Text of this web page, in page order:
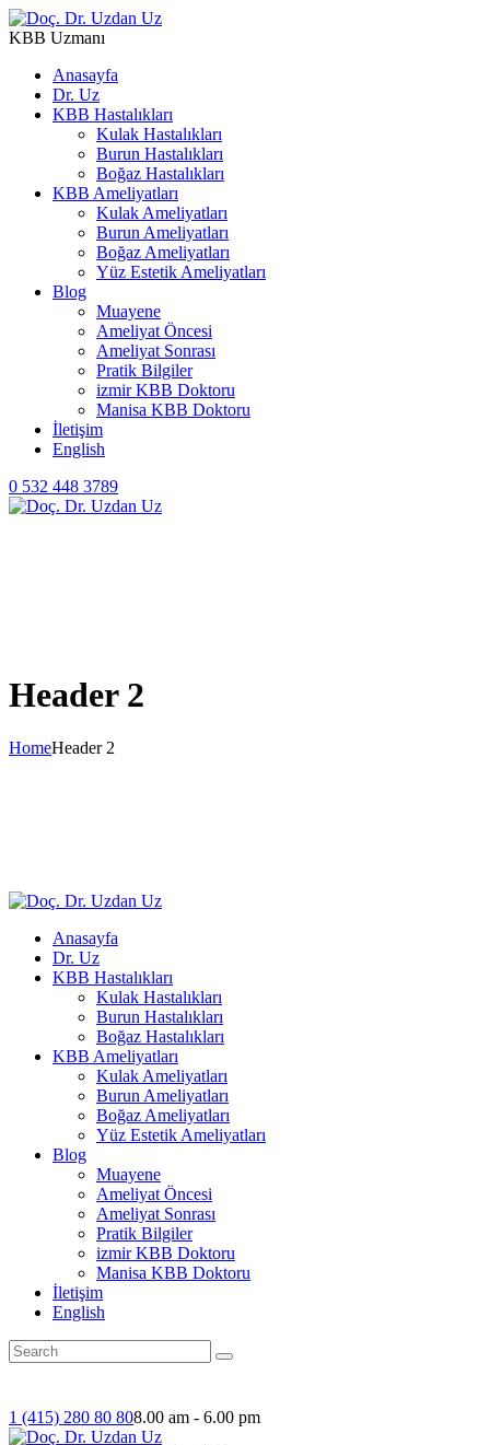
KBB Uzmanı
Anasayfa
Dr. Uz
KBB Hastalıkları
Kulak Hastalıkları
Burun Hastalıkları
Boğaz Hastalıkları
KBB Ameliyatları
Kulak Ameliyatları
Burun Ameliyatları
Boğaz Ameliyatları
Yüz Estetik Ameliyatları
Blog
Muayene
Ameliyat Öncesi
Ameliyat Sonrası
Pratik Bilgiler
izmir KBB Doktoru
Manisa KBB Doktoru
İletişim
English
0 532 448 3789
Header 2
HomeHeader 2
Anasayfa
Dr. Uz
KBB Hastalıkları
Kulak Hastalıkları
Burun Hastalıkları
Boğaz Hastalıkları
KBB Ameliyatları
Kulak Ameliyatları
Burun Ameliyatları
Boğaz Ameliyatları
Yüz Estetik Ameliyatları
Blog
Muayene
Ameliyat Öncesi
Ameliyat Sonrası
Pratik Bilgiler
izmir KBB Doktoru
Manisa KBB Doktoru
İletişim
English
1 (415) 280 80 808.00 am - 6.00 pm